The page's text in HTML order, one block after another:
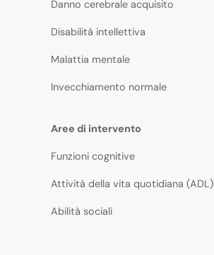
Danno cerebrale acquisito
Disabilità intellettiva
Malattia mentale
Invecchiamento normale
Aree di intervento
Funzioni cognitive
Attività della vita quotidiana (ADL)
Abilità sociali